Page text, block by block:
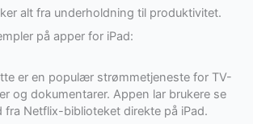
alt fra underholdning til produktivitet.
på apper for iPad:
er en populær strømmetjeneste for TV-
og dokumentarer. Appen lar brukere se
fra Netflix-biblioteket direkte på iPad.